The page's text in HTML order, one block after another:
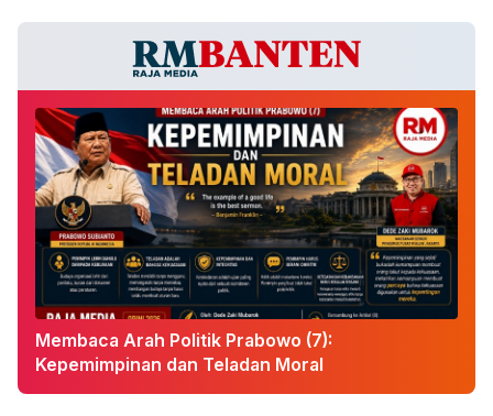
Membaca Arah Politik Prabowo (7):
Kepemimpinan dan Teladan Moral